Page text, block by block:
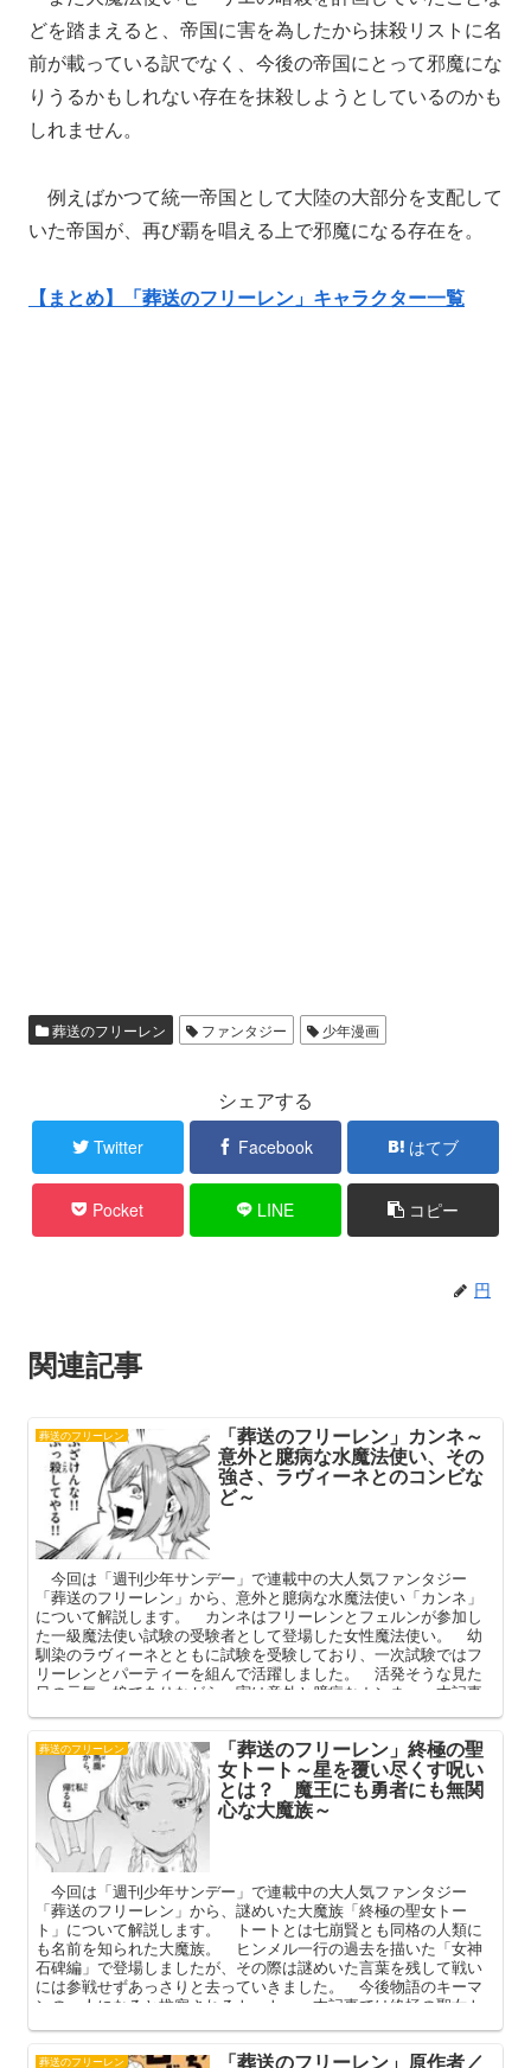
どを踏まえると、帝国に害を為したから抹殺リストに名
前が載っている訳でなく、今後の帝国にとって邪魔にな
りうるかもしれない存在を抹殺しようとしているのかも
しれません。
例えばかつて統一帝国として大陸の大部分を支配して
いた帝国が、再び覇を唱える上で邪魔になる存在を。
【まとめ】「葬送のフリーレン」キャラクター一覧
葬送のフリーレン ファンタジー 少年漫画
シェアする
Twitter Facebook はてブ
Pocket LINE コピー
円
関連記事
葬送のフリーレン 「葬送のフリーレン」カンネ～
意外と臆病な水魔法使い、その
強さ、ラヴィーネとのコンビな
ど～
今回は「週刊少年サンデー」で連載中の大人気ファンタジー
「葬送のフリーレン」から、意外と臆病な水魔法使い「カンネ」
について解説します。 カンネはフリーレンとフェルンが参加し
た一級魔法使い試験の受験者として登場した女性魔法使い。 幼
馴染のラヴィーネとともに試験を受験しており、一次試験ではフ
リーレンとパーティーを組んで活躍しました。 活発そうな見た
目の元気っ娘でありながら、実は意外と臆病なカンネ。 本記事
葬送のフリーレン 「葬送のフリーレン」終極の聖
女トート～星を覆い尽くす呪い
とは？ 魔王にも勇者にも無関
心な大魔族～
今回は「週刊少年サンデー」で連載中の大人気ファンタジー
「葬送のフリーレン」から、謎めいた大魔族「終極の聖女トー
ト」について解説します。 トートとは七崩賢とも同格の人類に
も名前を知られた大魔族。 ヒンメル一行の過去を描いた「女神
石碑編」で登場しましたが、その際は謎めいた言葉を残して戦い
には参戦せずあっさりと去っていきました。 今後物語のキーマ
ンの一人になると推察されるトート。 本記事では終極の聖女ト
葬送のフリーレン 「葬送のフリーレン」原作者／